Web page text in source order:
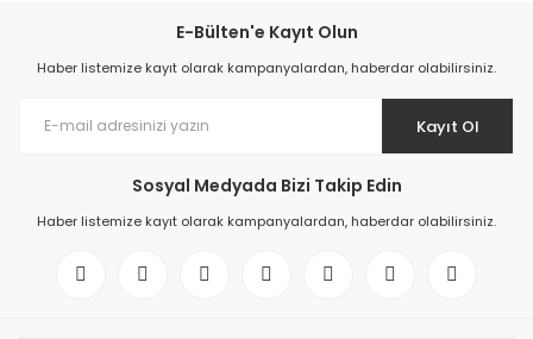
E-Bülten'e Kayıt Olun
Haber listemize kayıt olarak kampanyalardan, haberdar olabilirsiniz.
Kayıt Ol
Sosyal Medyada Bizi Takip Edin
Haber listemize kayıt olarak kampanyalardan, haberdar olabilirsiniz.